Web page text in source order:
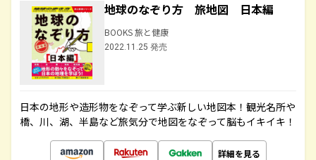
地球のなぞり方 旅地図 日本編
BOOKS 旅と健康
2022.11.25 発売
日本の地形や造形物をなぞって学ぶ新しい地図本！観光名所や
橋、川、湖、半島など旅気分で地図をなぞって脳もイキイキ！
詳細を見る